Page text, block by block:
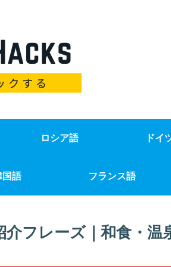
ロシア語 ドイ
国語 フランス語
介フレーズ｜和食・温